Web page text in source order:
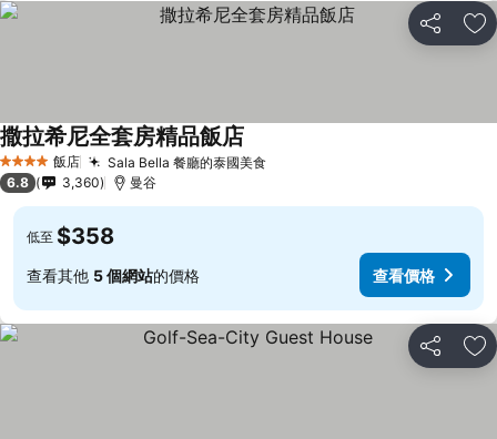
分享 加
4 星級 飯店 Sala Bella 餐廳的泰國美食
撒拉希尼全套房精品飯店
6.8 3,360 曼谷
低至 $358
查看其他 5 個網站的價格 查看價格
分享 加